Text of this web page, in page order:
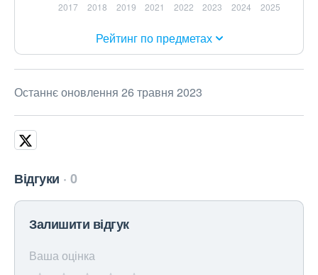
Рейтинг по предметах
Останнє оновлення 26 травня 2023
Відгуки 0
Залишити відгук
Ваша оцінка